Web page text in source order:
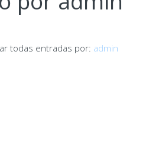
todas entradas por: admin